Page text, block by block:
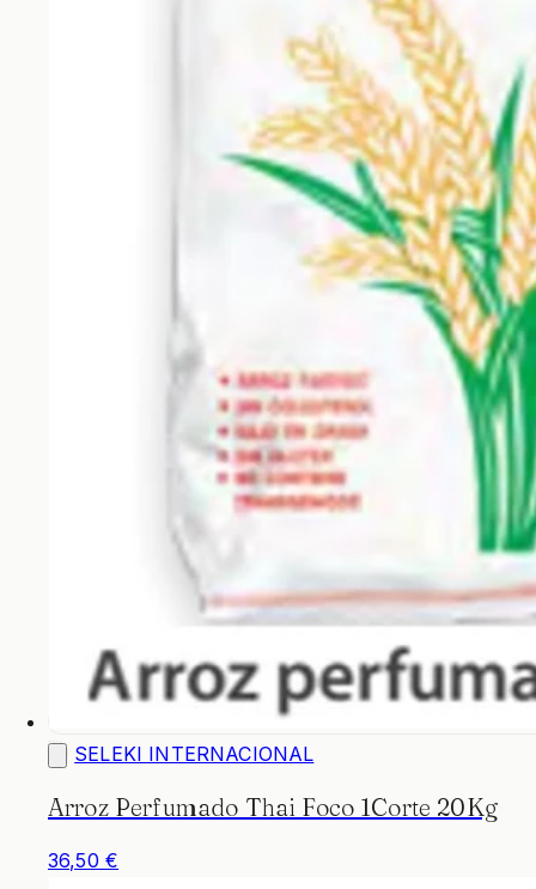
SELEKI INTERNACIONAL
Arroz Perfumado Thai Foco 1Corte 20Kg
36,50 €